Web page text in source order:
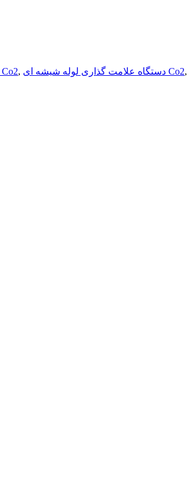
دستگاه علامت گذاری لیزر لوله شیشه ای Co2, دستگاه علامت گذاری لوله شیشه ای Co2,